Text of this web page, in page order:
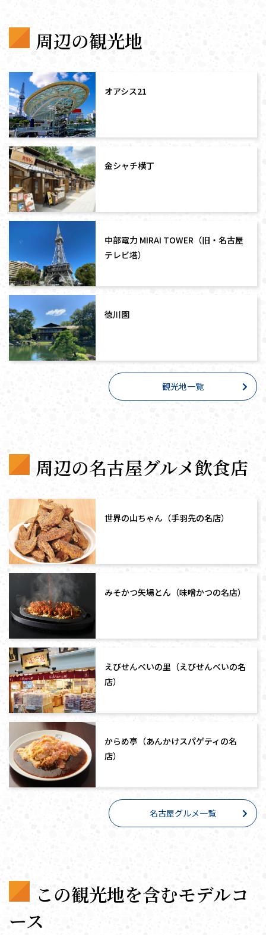
周辺の観光地
オアシス21
金シャチ横丁
中部電力 MIRAI TOWER（旧・名古屋
テレビ塔）
徳川園
観光地一覧
周辺の名古屋グルメ飲食店
世界の山ちゃん（手羽先の名店）
みそかつ矢場とん（味噌かつの名店）
えびせんべいの里（えびせんべいの名
店）
からめ亭（あんかけスパゲティの名
店）
名古屋グルメ一覧
この観光地を含むモデルコ
ース